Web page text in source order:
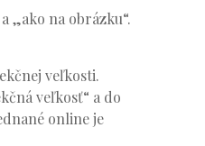
„ako na obrázku“.
veľkosti.
veľkosť“ a do
online je